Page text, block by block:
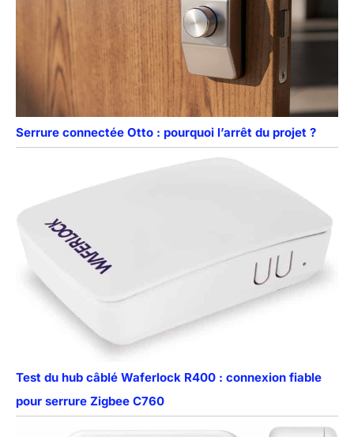
Serrure connectée Otto : pourquoi l’arrêt du projet ?
Test du hub câblé Waferlock R400 : connexion fiable
pour serrure Zigbee C760